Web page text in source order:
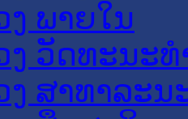
ພາຍໃນ
ງ ວັດທະນະ
ງ ສາທາລະນ